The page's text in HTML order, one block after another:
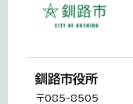
釧路市役所
〒085-8505